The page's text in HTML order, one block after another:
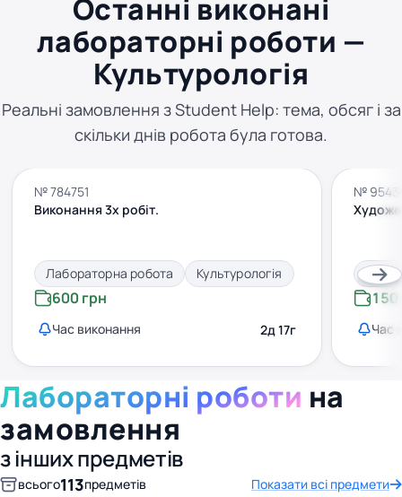
Останні виконані
лабораторні роботи —
Культурологія
Реальні замовлення з Student Help: тема, обсяг і за
скільки днів робота була готова.
№ 784751
Виконання 3х робіт.
Лабораторна робота Культурологія
600 грн
Час виконання 2д 17г
№
150
Час
Лабораторні роботи на
замовлення
з інших предметів
всього113предметів Показати всі предмети